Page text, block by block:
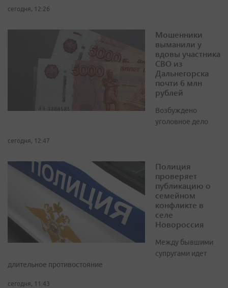
сегодня, 12:26
Мошенники
выманили у
вдовы участника
СВО из
Дальнегорска
почти 6 млн
рублей
Возбуждено
уголовное дело
сегодня, 12:47
Полиция
проверяет
публикацию о
семейном
конфликте в
селе
Новороссия
Между бывшими
супругами идет
длительное противостояние
сегодня, 11:43